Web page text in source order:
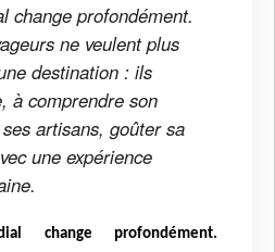
change profondément.
ne veulent plus
destination : ils
à comprendre son
artisans, goûter sa
une expérience
change profondément.